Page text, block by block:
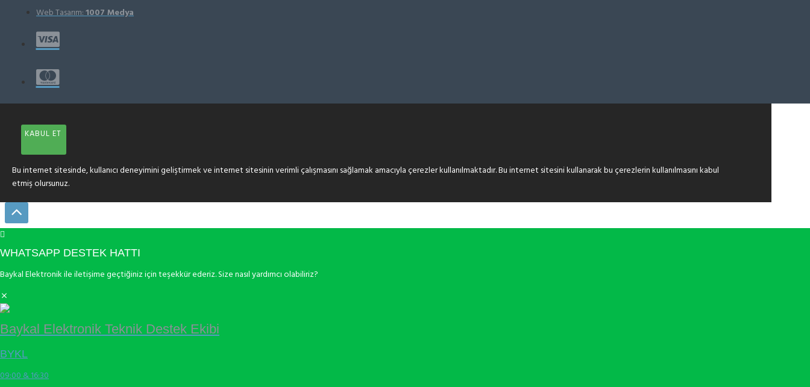
Web Tasarım: 1007 Medya
KABUL ET
Bu internet sitesinde, kullanıcı deneyimini geliştirmek ve internet sitesinin verimli çalışmasını sağlamak amacıyla çerezler kullanılmaktadır. Bu internet sitesini kullanarak bu çerezlerin kullanılmasını kabul
etmiş olursunuz.
WHATSAPP DESTEK HATTI
Baykal Elektronik ile iletişime geçtiğiniz için teşekkür ederiz. Size nasıl yardımcı olabiliriz?
Baykal Elektronik Teknik Destek Ekibi
BYKL
09:00 & 16:30